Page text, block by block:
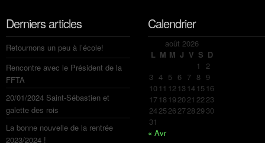
Derniers articles
Retournons un peu à l’école!
Rencontre avec le Président de la
FFTA
20/01/2024 Saint-Sébastien et
galette des rois
La bonne nouvelle de la rentrée
2023/2024 !
Calendrier
août 2026
L M M J V S D
1 2
3 4 5 6 7 8 9
10 11 12 13 14 15 16
17 18 192021 2223
24252627282930
31
« Avr